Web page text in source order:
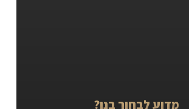
מדוע לבחור בנו?